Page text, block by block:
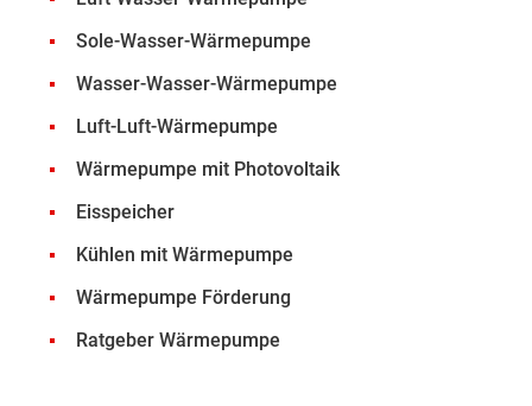
Sole-Wasser-Wärmepumpe
Wasser-Wasser-Wärmepumpe
Luft-Luft-Wärmepumpe
Wärmepumpe mit Photovoltaik
Eisspeicher
Kühlen mit Wärmepumpe
Wärmepumpe Förderung
Ratgeber Wärmepumpe